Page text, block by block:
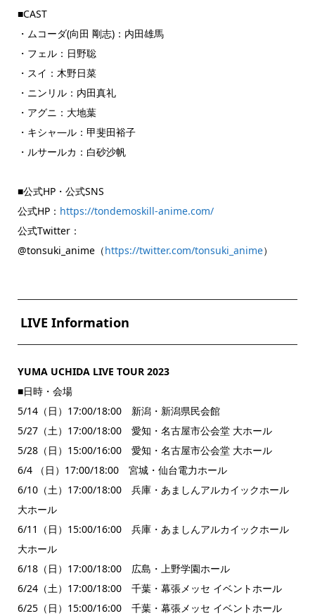
■CAST
・ムコーダ(向田 剛志)：内田雄馬
・フェル：日野聡
・スイ：木野日菜
・ニンリル：内田真礼
・アグニ：大地葉
・キシャ―ル：甲斐田裕子
・ルサールカ：白砂沙帆
■公式HP・公式SNS
公式HP： https://tondemoskill-anime.com/
公式Twitter：
@tonsuki_anime（https://twitter.com/tonsuki_anime）
LIVE Information
YUMA UCHIDA LIVE TOUR 2023
■日時・会場
5/14（日）17:00/18:00 新潟・新潟県民会館
5/27（土）17:00/18:00 愛知・名古屋市公会堂 大ホール
5/28（日）15:00/16:00 愛知・名古屋市公会堂 大ホール
6/4 （日）17:00/18:00 宮城・仙台電力ホール
6/10（土）17:00/18:00 兵庫・あましんアルカイックホール
大ホール
6/11（日）15:00/16:00 兵庫・あましんアルカイックホール
大ホール
6/18（日）17:00/18:00 広島・上野学園ホール
6/24（土）17:00/18:00 千葉・幕張メッセ イベントホール
6/25（日）15:00/16:00 千葉・幕張メッセ イベントホール